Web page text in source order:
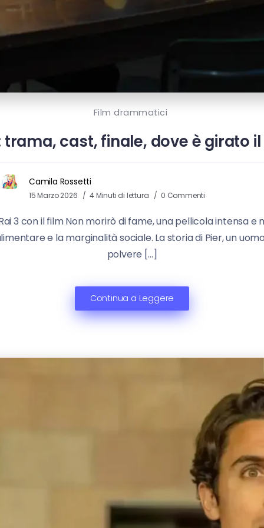
Film drammatici
cast, finale, dove è girato il
Camila Rossetti
15 Marzo 2026 4 Minuti di lettura 0 Commenti
3 con il film Non morirò di fame, una pellicola intensa e
e la marginalità sociale. La storia di Pier, un
polvere […]
Continua a Leggere